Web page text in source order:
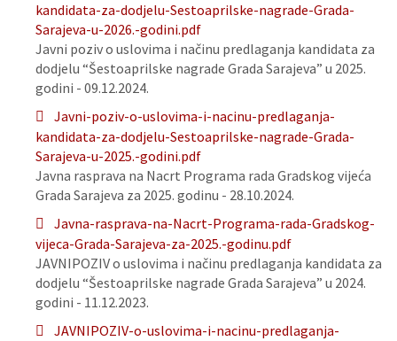
kandidata-za-dodjelu-Sestoaprilske-nagrade-Grada-
Sarajeva-u-2026.-godini.pdf
Javni poziv o uslovima i načinu predlaganja kandidata za
dodjelu “Šestoaprilske nagrade Grada Sarajeva” u 2025.
godini - 09.12.2024.
Javni-poziv-o-uslovima-i-nacinu-predlaganja-
kandidata-za-dodjelu-Sestoaprilske-nagrade-Grada-
Sarajeva-u-2025.-godini.pdf
Javna rasprava na Nacrt Programa rada Gradskog vijeća
Grada Sarajeva za 2025. godinu - 28.10.2024.
Javna-rasprava-na-Nacrt-Programa-rada-Gradskog-
vijeca-Grada-Sarajeva-za-2025.-godinu.pdf
JAVNIPOZIV o uslovima i načinu predlaganja kandidata za
dodjelu “Šestoaprilske nagrade Grada Sarajeva” u 2024.
godini - 11.12.2023.
JAVNIPOZIV-o-uslovima-i-nacinu-predlaganja-